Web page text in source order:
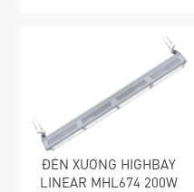
ĐÈN XƯỞNG HIGHBAY
LINEAR MHL674 200W